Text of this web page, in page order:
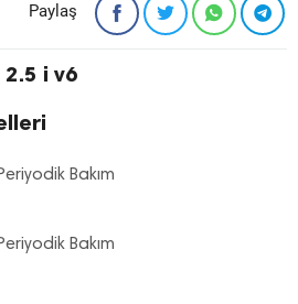
Paylaş
i v6
Bakım
Bakım